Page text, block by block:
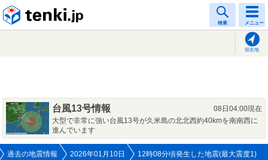
検索 メニュー
現在地
台風13号情報
08日04:00現在
大型で非常に強い台風13号が久米島の北北西約40kmを南南西に
進んでいます
過去の地震情報 2026年01月10日 12時08分頃発生した地震(最大震度1)